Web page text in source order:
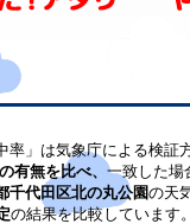
率」は気象庁による検証
有無を比べ、 一致した場
千代田区北の丸公園の天
の結果を比較しています